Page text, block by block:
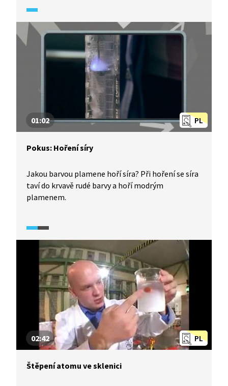
PL
01:02
Pokus: Hoření síry
Jakou barvou plamene hoří síra? Při hoření se síra
taví do krvavě rudé barvy a hoří modrým
plamenem.
PL
02:42
Štěpení atomu ve sklenici